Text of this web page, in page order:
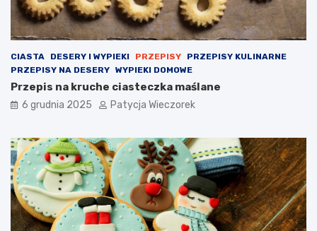
CIASTA DESERY I WYPIEKI PRZEPISY
PRZEPISY KULINARNE
PRZEPISY NA DESERY WYPIEKI DOMOWE
Przepis na kruche ciasteczka maślane
6 grudnia 2025 Patycja Wieczorek